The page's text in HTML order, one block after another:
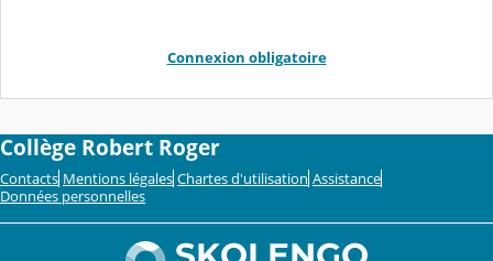
Connexion obligatoire
Collège Robert Roger
Contacts Mentions légales Chartes d'utilisation Assistance
Données personnelles